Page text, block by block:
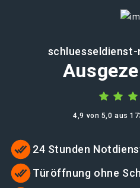
schluesseldienst-
4,9 von 5,0 aus
24 Stunden
Türöffnung ohne